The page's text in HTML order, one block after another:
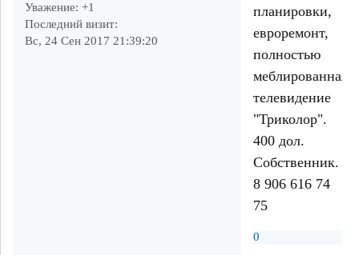
Уважение: +1
Последний визит:
Вс, 24 Сен 2017 21:39:20
планировки,
евроремонт,
полностью
меблированная,
телевидение
"Триколор".
400 дол.
Собственник.
8 906 616 74
75
0